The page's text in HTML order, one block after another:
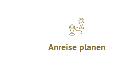
Anreise planen